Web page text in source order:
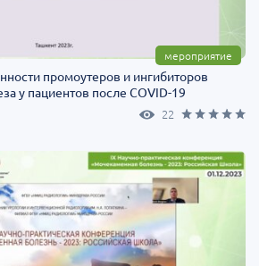
мероприятие
промоутеров и ингибиторов
у пациентов после COVID-19
22